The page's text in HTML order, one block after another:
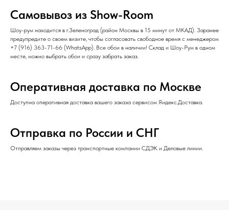
Самовывоз из Show-Room
Шоу-рум находится в г.Зеленоград (район Москвы в 15 минут от МКАД). Заранее
предупредите о своем визите, чтобы согласовать свободное время с менеджером
+7 (916) 363-71-66 (WhatsApp). Все обои в наличии! Склад и Шоу-Рум в одном
месте, можно выбрать обои и сразу забрать заказ.
Оперативная доставка по Москве
Доступна оперативная доставка вашего заказа сервисом Яндекс.Доставка.
Отправка по России и СНГ
Отправляем заказы через транспортные компании СДЭК и Деловые линии.